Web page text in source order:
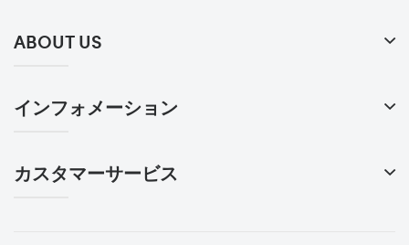
ABOUT US
インフォメーション
カスタマーサービス